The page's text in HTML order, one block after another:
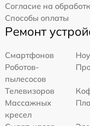
Согласие на
Способы оплаты
Ремонт
Смартфонов
Роботов-
пылесосов
Телевизоров
Массажных
кресел